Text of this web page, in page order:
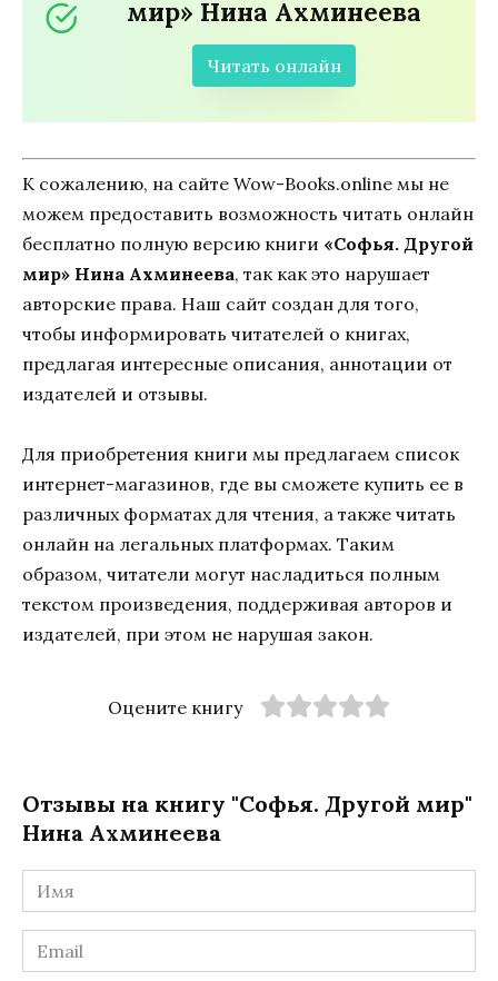
мир» Нина Ахминеева
Читать онлайн
К сожалению, на сайте Wow-Books.online мы не
можем предоставить возможность читать онлайн
бесплатно полную версию книги «Софья. Другой
мир» Нина Ахминеева, так как это нарушает
авторские права. Наш сайт создан для того,
чтобы информировать читателей о книгах,
предлагая интересные описания, аннотации от
издателей и отзывы.
Для приобретения книги мы предлагаем список
интернет-магазинов, где вы сможете купить ее в
различных форматах для чтения, а также читать
онлайн на легальных платформах. Таким
образом, читатели могут насладиться полным
текстом произведения, поддерживая авторов и
издателей, при этом не нарушая закон.
Оцените книгу
Отзывы на книгу "Софья. Другой мир"
Нина Ахминеева
Имя
*
Email
*